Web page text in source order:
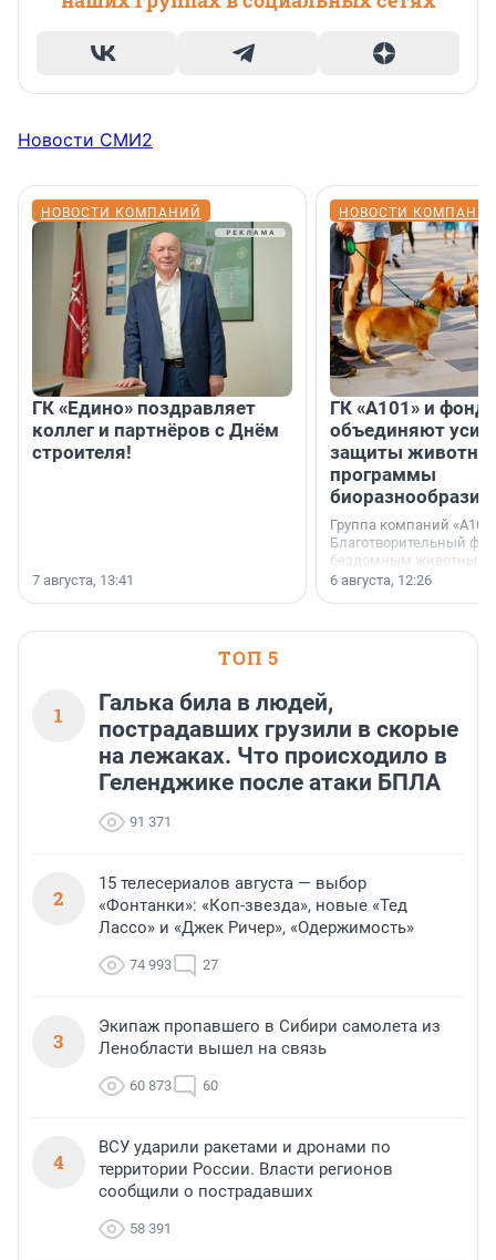
Новости СМИ2
НОВОСТИ КОМПАНИЙ
ГК «Едино» поздравляет
коллег и партнёров с Днём
строителя!
7 августа, 13:41
НОВОСТИ
ГК «А101» и фонд
объединяют
защиты
программы
биоразнообразия
Группа компаний
Благотворительный
бездомным животным
заключили соглашение
6 августа, 12:26
ТОП 5
1
Галька била в людей,
пострадавших грузили в скорые
на лежаках. Что происходило в
Геленджике после атаки БПЛА
91 371
2
15 телесериалов августа — выбор
«Фонтанки»: «Коп-звезда», новые «Тед
Лассо» и «Джек Ричер», «Одержимость»
74 993 27
3
Экипаж пропавшего в Сибири самолета из
Ленобласти вышел на связь
60 873 60
4
ВСУ ударили ракетами и дронами по
территории России. Власти регионов
сообщили о пострадавших
58 391